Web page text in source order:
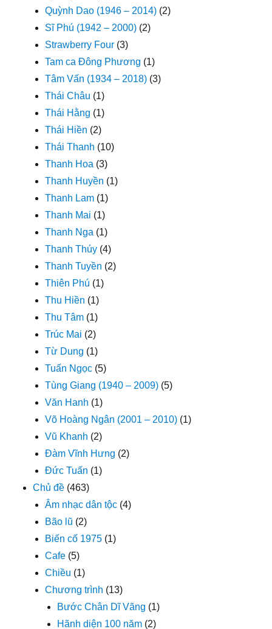
Quỳnh Dao (1946 – 2014) (2)
Sĩ Phú (1942 – 2000) (2)
Strawberry Four (3)
Tam ca Đông Phương (1)
Tâm Vấn (1934 – 2018) (3)
Thái Châu (1)
Thái Hằng (1)
Thái Hiền (2)
Thái Thanh (10)
Thanh Hoa (3)
Thanh Huyền (1)
Thanh Lam (1)
Thanh Mai (1)
Thanh Nga (1)
Thanh Thúy (4)
Thanh Tuyền (2)
Thiên Phú (1)
Thu Hiền (1)
Thu Tâm (1)
Trúc Mai (2)
Từ Dung (1)
Tuấn Ngọc (5)
Tùng Giang (1940 – 2009) (5)
Văn Hanh (1)
Võ Hoàng Ngân (2001 – 2010) (1)
Vũ Khanh (2)
Đàm Vĩnh Hưng (2)
Đức Tuấn (1)
Chủ đề (463)
Âm nhạc dân tộc (4)
Bão lũ (2)
Biến cố 1975 (1)
Cafe (5)
Chiều (1)
Chương trình (13)
Bước Chân Dĩ Vãng (1)
Hãnh diện 100 năm (2)